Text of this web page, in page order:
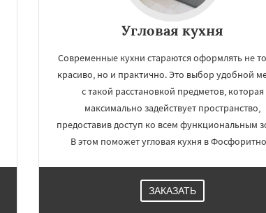
Угловая кухня
Современные кухни стараются оформлять не
красиво, но и практично. Это выбор удобной
с такой расстановкой предметов, которая
максимально задействует пространство,
предоставив доступ ко всем функциональным
В этом поможет угловая кухня в
ЗАКАЗАТЬ